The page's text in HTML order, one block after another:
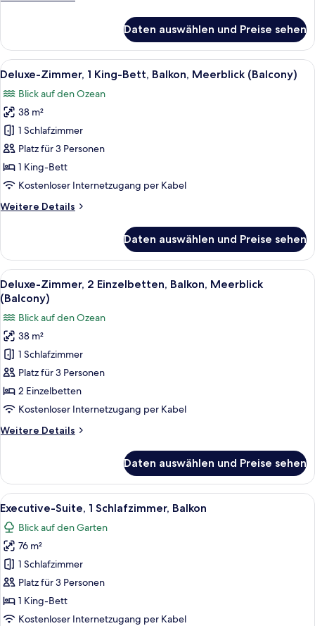
(Balcony)
Zimmer,
2 Einzelbetten,
Balkon,
(Balcony)
Daten auswählen und Preise sehen
Alle
Fotos
für
Deluxe-
Zimmer,
1 King-
Bett,
Balkon,
(Balcony)
Ein Hotelzimmer mit einem großen
9
Deluxe-Zimmer, 1 King-Bett, Balkon, Meerblick (Balcony)
Blick auf den Ozean
38 m²
1 Schlafzimmer
Platz für 3 Personen
1 King-Bett
Kostenloser Internetzugang per Kabel
Weitere Details
Weitere
Zimmer,
1 King-
Bett,
Balkon,
Meerblick
(Balcony)
Daten auswählen und Preise sehen
Alle
Fotos
für
Deluxe-
Zimmer,
2 Einzelbetten,
Balkon,
Meerblick
(Balcony)
Ein Hotelzimmer mit zwei Betten,
8
Deluxe-Zimmer, 2 Einzelbetten, Balkon, Meerblick
(Balcony)
Blick auf den Ozean
38 m²
1 Schlafzimmer
Platz für 3 Personen
2 Einzelbetten
Kostenloser Internetzugang per Kabel
Weitere Details
Weitere
Zimmer,
2 Einzelbetten,
Balkon,
(Balcony)
Daten auswählen und Preise sehen
Alle
Fotos
für
Executive-
Suite,
1
Schlafzimmer,
Balkon
Ein Hotelzimmer mit einem großen
6
Executive-Suite, 1 Schlafzimmer, Balkon
Blick auf den Garten
76 m²
1 Schlafzimmer
Platz für 3 Personen
1 King-Bett
Kostenloser Internetzugang per Kabel